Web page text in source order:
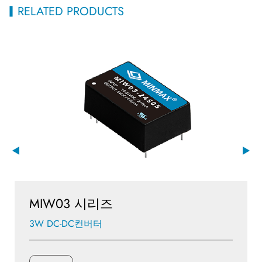
RELATED PRODUCTS
MIW03 시리즈
3W DC-DC컨버터